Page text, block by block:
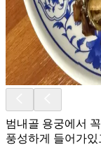
범내골 용궁에서
풍성하게 들어가